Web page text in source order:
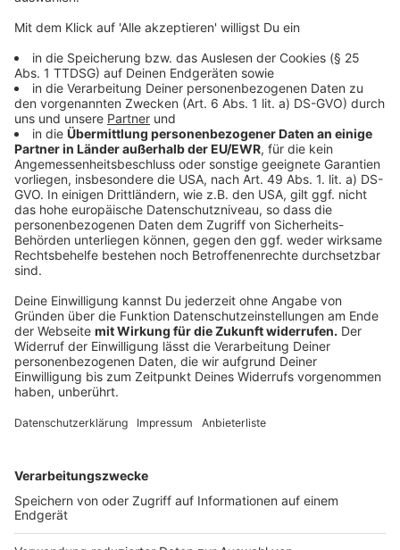
Kein Raum für Hass und Hetze". Dort könnten laut
Polizei rund 45.000 Menschen zusammenkommen.
Geplant sind Reden, Informationsstände und am
Abend Musik.
Anzeige
Leben im Stadtteil Rüttenscheid sehr
eingeschränkt
Anzeige
Wegen des Parteitags und der Demos wird das
öffentliche Leben im Stadtteil Rüttenscheid teilweise
lahm liegen. Einige Händler wollen ihre Geschäfte
geschlossen lassen, Autos müssen weite Umwege
fahren, Fußgänger müssen an zahlreichen Sperrstellen
ihre Ausweise vorzeigen. Weitere Informationen über
Anzeige